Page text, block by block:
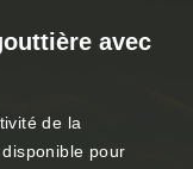
avec
de la
pour